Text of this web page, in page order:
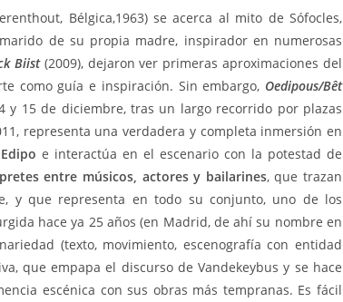
Bélgica,1963) se acerca al mito de Sófocles,
de su propia madre, inspirador en numerosas
Biist(2009), dejaron ver primeras aproximaciones del
como guía e inspiración. Sin embargo, Oedipous/Bêt
y 15 de diciembre, tras un largo recorrido por plazas
representa una verdadera y completa inmersión en
e interactúa en el escenario con la potestad de
entre músicos, actores y bailarines, que trazan
y que representa en todo su conjunto, uno de los
hace ya 25 años (en Madrid, de ahí su nombre en
(texto, movimiento, escenografía con entidad
que empapa el discurso de Vandekeybus y se hace
escénica con sus obras más tempranas. Es fácil